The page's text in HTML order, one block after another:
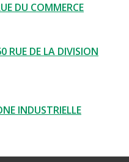
DU COMMERCE
DE LA DIVISION
INDUSTRIELLE